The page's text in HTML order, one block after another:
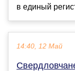
в единый
14:40, 12 Май